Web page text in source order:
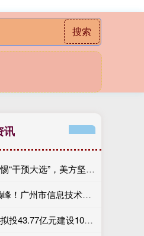
搜索
讯
正规的股票配资平台 巴西警惕“干预大选”，美方坚称“对等行动”，美国宣布撤销巴西大使签证
配资网站首页 配资 首战即巅峰！广州市信息技术职业学校首批\＂3+4\＂中本贯通100%出档，最高分699分
线上股票配资软件 甘肃能源拟投43.77亿元建设100万千瓦新能源项目 加速“东数西算”绿电布局